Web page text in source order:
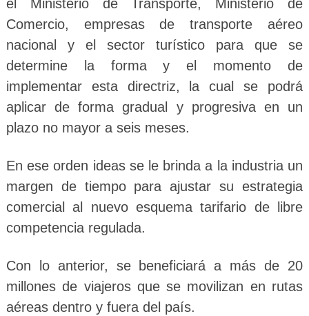
el Ministerio de Transporte, Ministerio de
Comercio, empresas de transporte aéreo
nacional y el sector turístico para que se
determine la forma y el momento de
implementar esta directriz, la cual se podrá
aplicar de forma gradual y progresiva en un
plazo no mayor a seis meses.
En ese orden ideas se le brinda a la industria un
margen de tiempo para ajustar su estrategia
comercial al nuevo esquema tarifario de libre
competencia regulada.
Con lo anterior, se beneficiará a más de 20
millones de viajeros que se movilizan en rutas
aéreas dentro y fuera del país.